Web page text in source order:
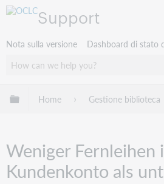
Support
Nota sulla versione Dashboard di stato
Espandi/comprimi la gerarchia
Home Gestione biblioteca
Weniger Fernleihen
Kundenkonto als